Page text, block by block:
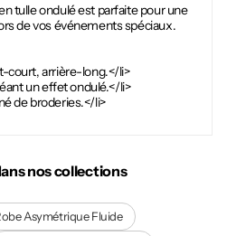
tulle ondulé est parfaite pour une
de vos événements spéciaux.
court, arrière-long.</li>
un effet ondulé.</li>
de broderies.</li>
nos collections
Asymétrique Fluide